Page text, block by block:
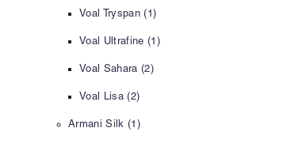
Voal Tryspan (1)
Voal Ultrafine (1)
Voal Sahara (2)
Voal Lisa (2)
Armani Silk (1)